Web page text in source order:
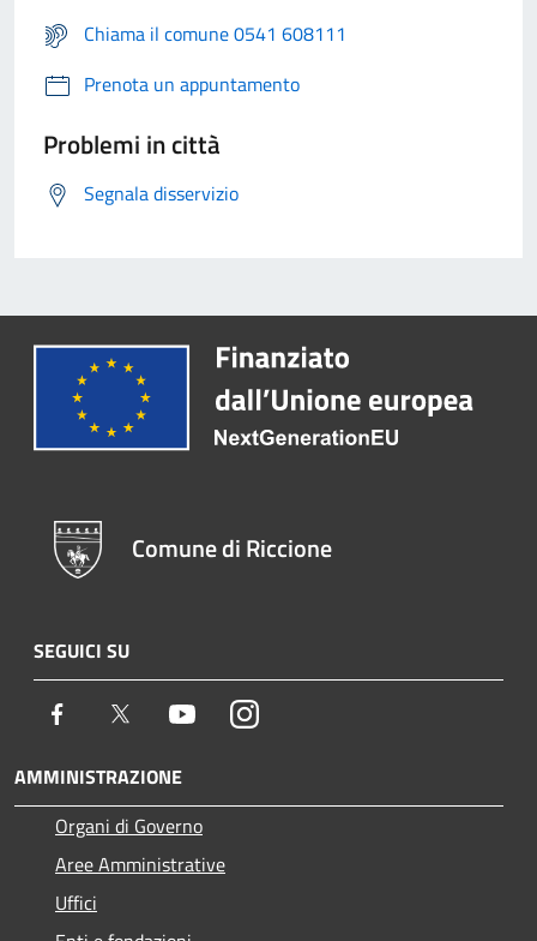
Chiama il comune 0541 608111
Prenota un appuntamento
Problemi in città
Segnala disservizio
Comune di Riccione
SEGUICI SU
Facebook Twitter YoutubeInstagram
AMMINISTRAZIONE
Organi di Governo
Aree Amministrative
Uffici